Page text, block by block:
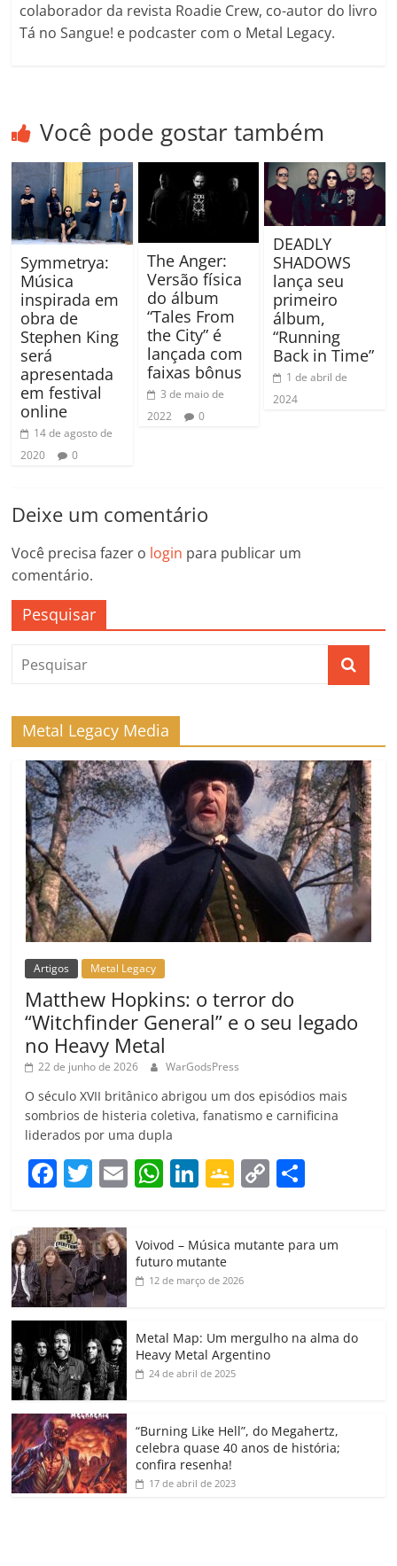
colaborador da revista Roadie Crew, co-autor do livro
Tá no Sangue! e podcaster com o Metal Legacy.
Você pode gostar também
Symmetrya:
Música
inspirada em
obra de
Stephen King
será
apresentada
em festival
online
14 de agosto de
2020
0
The Anger:
Versão física
do álbum
“Tales From
the City” é
lançada com
faixas bônus
3 de maio de
2022
0
DEADLY
SHADOWS
lança seu
primeiro
álbum,
“Running
Back in Time”
1 de abril de
2024
Deixe um comentário
Você precisa fazer o login para publicar um
comentário.
Pesquisar
Metal Legacy Media
Artigos Metal Legacy
Matthew Hopkins: o terror do
“Witchfinder General” e o seu legado
no Heavy Metal
22 de junho de 2026 WarGodsPress
O século XVII britânico abrigou um dos episódios mais
sombrios de histeria coletiva, fanatismo e carnificina
liderados por uma dupla
F
c
e
b
o
o
k
T
itt
er
E
ai
W
at
s
A
p
Li
k
e
dI
G
gl
e
a
ss
o
m
C
y
k
p
h
Voivod – Música mutante para um
futuro mutante
12 de março de 2026
Metal Map: Um mergulho na alma do
Heavy Metal Argentino
24 de abril de 2025
“Burning Like Hell”, do Megahertz,
celebra quase 40 anos de história;
confira resenha!
17 de abril de 2023